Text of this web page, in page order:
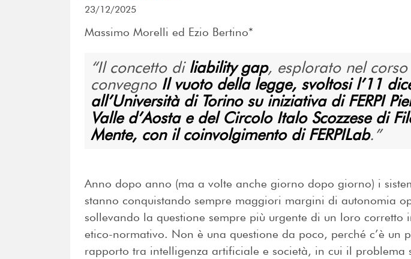
23/12/2025
Massimo Morelli ed Ezio Bertino*
Il concetto di liability gap, esplorato nel
convegno Il vuoto della legge, svoltosi l’11
all’Università di Torino su iniziativa di FERPI
Valle d’Aosta e del Circolo Italo Scozzese di
Mente, con il coinvolgimento di FERPILab.
Anno dopo anno (ma a volte anche giorno dopo giorno) i
stanno conquistando sempre maggiori margini di autonomia
sollevando la questione sempre più urgente di un loro corretto
etico-normativo. Non è una questione da poco, perché c’è un
rapporto tra intelligenza artificiale e società, in cui il problema